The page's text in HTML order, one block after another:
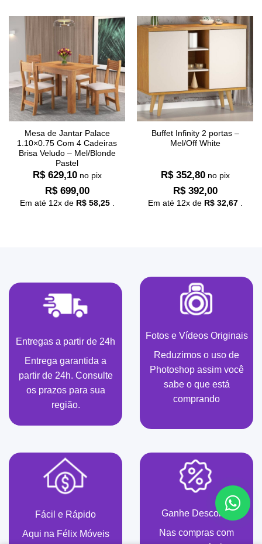
Mesa de Jantar Palace
1.10×0.75 Com 4 Cadeiras
Brisa Veludo – Mel/Blonde
Pastel
R$629,10 no pix
R$699,00
Em até 12x de R$58,25.
Buffet Infinity 2 portas –
Mel/Off White
R$352,80 no pix
R$392,00
Em até 12x de R$32,67.
Entregas a partir de 24h
Entrega garantida a
partir de 24h. Consulte
os prazos para sua
região.
Fotos e Vídeos Originais
Reduzimos o uso de
Photoshop assim você
sabe o que está
comprando
Fácil e Rápido
Aqui na Félix Móveis
Ganhe Desconto
Nas compras com